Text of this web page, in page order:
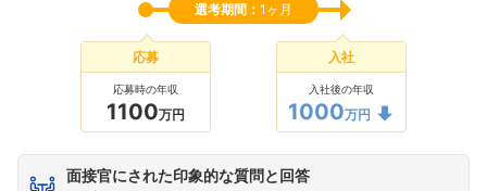
選考期間： 1ヶ月
応募
応募時の年収
1100万円
入社
入社後の年収
1000万円
面接官にされた印象的な質問と回答